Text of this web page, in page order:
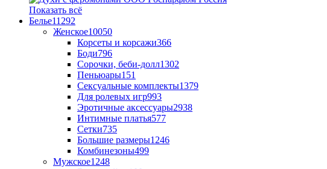
Показать всё
Белье11292
Женское10050
Корсеты и корсажи366
Боди796
Сорочки, беби-долл1302
Пеньюары151
Сексуальные комплекты1379
Для ролевых игр993
Эротичные аксессуары2938
Интимные платья577
Сетки735
Большие размеры1246
Комбинезоны499
Мужское1248